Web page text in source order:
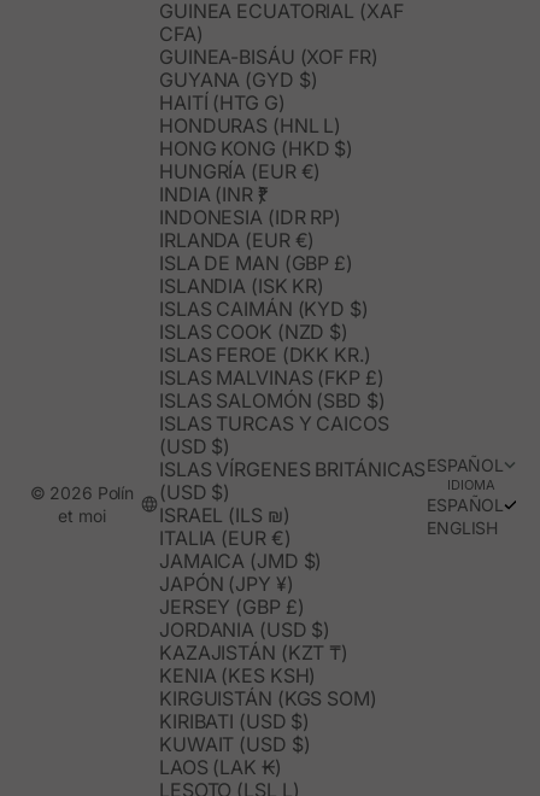
GUINEA ECUATORIAL (XAF
CFA)
GUINEA-BISÁU (XOF FR)
GUYANA (GYD $)
HAITÍ (HTG G)
HONDURAS (HNL L)
HONG KONG (HKD $)
HUNGRÍA (EUR €)
INDIA (INR ₹)
INDONESIA (IDR RP)
IRLANDA (EUR €)
ISLA DE MAN (GBP £)
ISLANDIA (ISK KR)
ISLAS CAIMÁN (KYD $)
ISLAS COOK (NZD $)
ISLAS FEROE (DKK KR.)
ISLAS MALVINAS (FKP £)
ISLAS SALOMÓN (SBD $)
ISLAS TURCAS Y CAICOS
(USD $)
ISLAS VÍRGENES BRITÁNICAS
(USD $)
ISRAEL (ILS ₪)
ITALIA (EUR €)
JAMAICA (JMD $)
JAPÓN (JPY ¥)
JERSEY (GBP £)
JORDANIA (USD $)
KAZAJISTÁN (KZT ₸)
KENIA (KES KSH)
KIRGUISTÁN (KGS SOM)
KIRIBATI (USD $)
KUWAIT (USD $)
LAOS (LAK ₭)
LESOTO (LSL L)
ESPAÑOL
IDIOMA
ESPAÑOL
ENGLISH
© 2026 Polín
et moi